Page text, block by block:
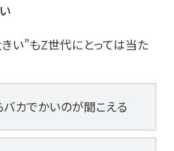
い”もZ世代にとっては当た
カでかいのが聞こえる